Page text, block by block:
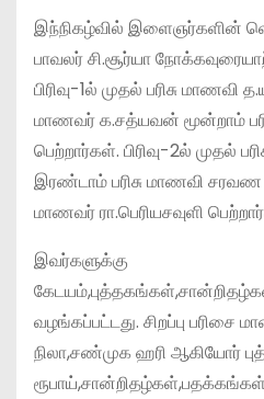
இந்நிகழ்வில் இளைஞர்களின்
பாவலர் சி.சூர்யா
பிரிவு-1ல் முதல் பரிசு மாணவி
மாணவர் க.சத்யவன் மூன்றாம்
பெற்றார்கள். பிரிவு-2ல் முதல்
இரண்டாம் பரிசு மாணவி சரவண
மாணவர் ரா.பெரியசவுளி
இவர்களுக்கு
வழங்கப்பட்டது. சிறப்பு பரிசை
நிலா,சண்முக ஹரி ஆகியோர்